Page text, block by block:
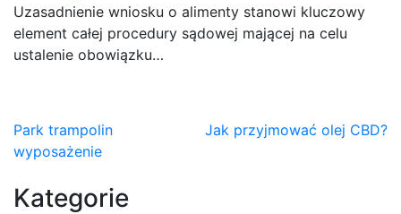
Uzasadnienie wniosku o alimenty stanowi kluczowy
element całej procedury sądowej mającej na celu
ustalenie obowiązku…
Nawigacja
wpisu
Park trampolin
wyposażenie
Jak przyjmować olej CBD?
Kategorie